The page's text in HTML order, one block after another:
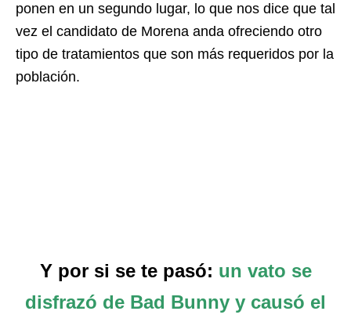
ponen en un segundo lugar, lo que nos dice que tal
vez el candidato de Morena anda ofreciendo otro
tipo de tratamientos que son más requeridos por la
población.
Y por si se te pasó: un vato se
disfrazó de Bad Bunny y causó el